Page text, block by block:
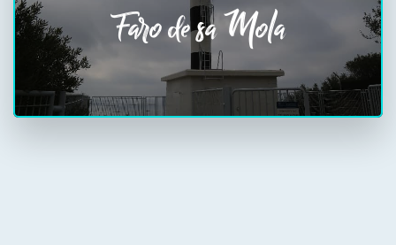
Faro de sa Mola